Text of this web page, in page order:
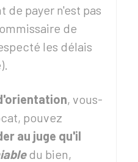
de payer n'est pas
de
les délais
, vous-
pouvez
au juge qu'il
du bien,